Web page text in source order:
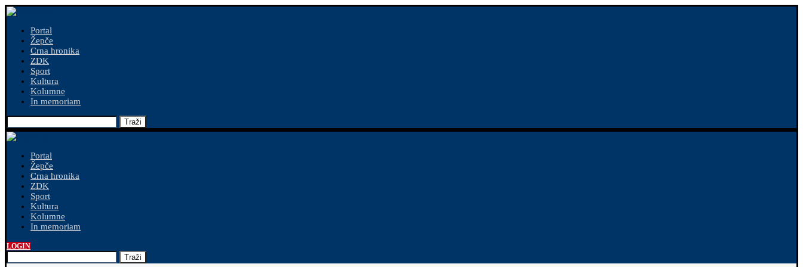
Portal
Žepče
Crna hronika
ZDK
Sport
Kultura
Kolumne
In memoriam
Traži
Portal
Žepče
Crna hronika
ZDK
Sport
Kultura
Kolumne
In memoriam
LOGIN
Traži